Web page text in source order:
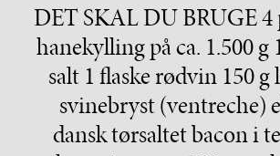
DET SKAL DU BRUGE 4
hanekylling på ca. 1.500 g
salt 1 flaske rødvin 150
svinebryst (ventreche)
dansk tørsaltet bacon i